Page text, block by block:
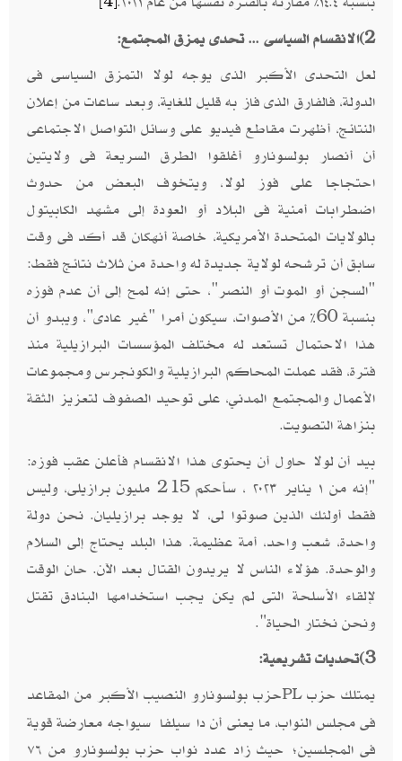
2) الانقسام السياسى ... تحدى يمزق المجتمع:
لعل التحدى الأكبر الذى يوجه لولا التمزق السياسى فى
الدولة، فالفارق الذى فاز به قليل للغاية، وبعد ساعات من إعلان
النتائج، أظهرت مقاطع فيديو على وسائل التواصل الاجتماعى
أن أنصار بولسونارو أغلقوا الطرق السريعة فى ولايتين
احتجاجا على فوز لولا، ويتخوف البعض من حدوث
اضطرابات أمنية فى البلاد أو العودة إلى مشهد الكابيتول
بالولايات المتحدة الأمريكية، خاصة أنهكان قد أكد فى وقت
سابق أن ترشحه لولاية جديدة له واحدة من ثلاث نتائج فقط:
"السجن أو الموت أو النصر"، حتى إنه لمح إلى أن عدم فوزه
بنسبة 60% من الأصوات، سيكون أمرا "غير عادى"، ويبدو أن
هذا الاحتمال تستعد له مختلف المؤسسات البرازيلية منذ
فترة، فقد عملت المحاكم البرازيلية والكونجرس ومجموعات
الأعمال والمجتمع المدني، على توحيد الصفوف لتعزيز الثقة
بنزاهة التصويت.
بيد أن لولا حاول أن يحتوى هذا الانقسام فأعلن عقب فوزه:
"إنه من ١ يناير ٢٠٢٣ ، سأحكم 215 مليون برازيلى، وليس
فقط أولئك الذين صوتوا لى، لا يوجد برازيليان. نحن دولة
واحدة، شعب واحد، أمة عظيمة. هذا البلد يحتاج إلى السلام
والوحدة. هؤلاء الناس لا يريدون القتال بعد الآن. حان الوقت
لإلقاء الأسلحة التى لم يكن يجب استخدامها البنادق تقتل
ونحن نختار الحياة".
3) تحديات تشريعية:
يمتلك حزبPLحزب بولسونارو النصيب الأكبر من المقاعد
فى مجلس النواب، ما يعنى أن دا سيلفا سيواجه معارضة قوية
فى المجلسين؛ حيث زاد عدد نواب حزب بولسونارو من ٧٦